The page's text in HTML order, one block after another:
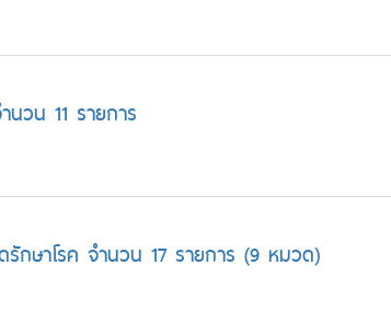
วน 11 รายการ
รักษาโรค จำนวน 17 รายการ (9 หมวด)